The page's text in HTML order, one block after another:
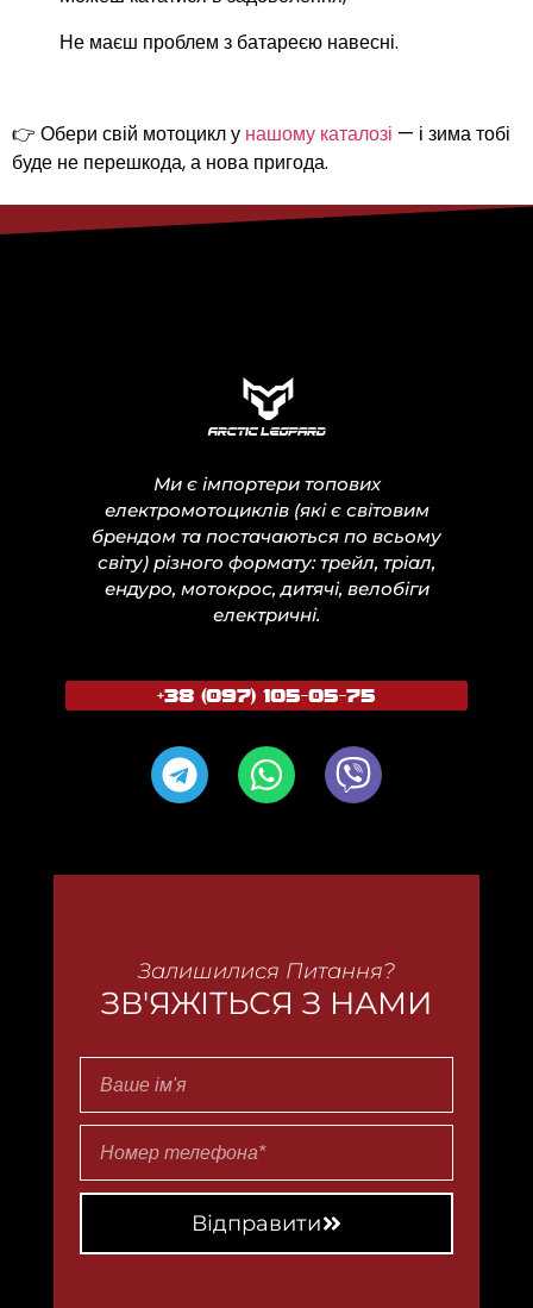
Не маєш проблем з батареєю навесні.
👉 Обери свій мотоцикл у нашому каталозі — і зима тобі
буде не перешкода, а нова пригода.
Ми є імпортери топових
електромотоциклів (які є світовим
брендом та постачаються по всьому
світу) різного формату: трейл, тріал,
ендуро, мотокрос, дитячі, велобіги
електричні.
+38 (097) 105-05-75
Залишилися Питання?
ЗВ'ЯЖІТЬСЯ З НАМИ
Відправити